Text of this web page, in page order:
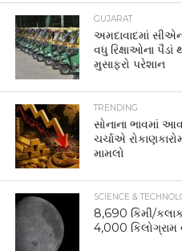
GUJARAT
અમદાવાદમાં
વધુ રિક્ષાઓના
મુસાફરો પરેશાન
TRENDING
સોનાના ભાવમાં
ચર્ચાએ
મામલો
SCIENCE &
8,690 કિમી/
4,000